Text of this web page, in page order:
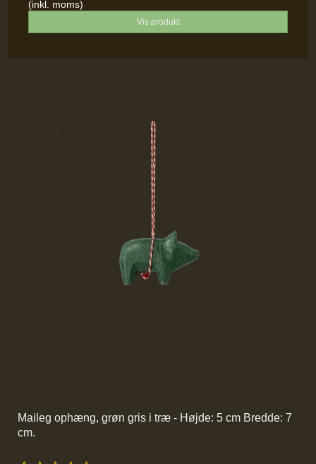
(inkl. moms)
Vis produkt
Maileg ophæng, grøn gris i træ - Højde: 5 cm Bredde: 7
cm.